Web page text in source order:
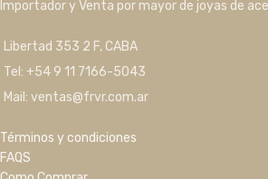
Importador y Venta por mayor de joyas de
Libertad 353 2 F, CABA
Tel: +54 9 11 7166-5043
Mail: ventas@frvr.com.ar
Términos y condiciones
FAQS